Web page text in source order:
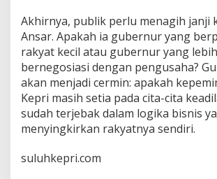
Akhirnya, publik perlu menagih janji
Ansar. Apakah ia gubernur yang
rakyat kecil atau gubernur yang
bernegosiasi dengan pengusaha?
akan menjadi cermin: apakah
Kepri masih setia pada cita-cita
sudah terjebak dalam logika bisnis
menyingkirkan rakyatnya sendiri.
suluhkepri.com